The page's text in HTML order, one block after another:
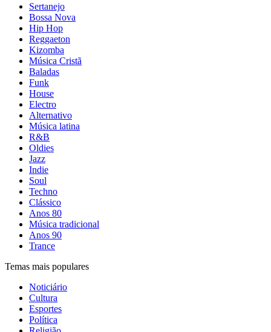
Sertanejo
Bossa Nova
Hip Hop
Reggaeton
Kizomba
Música Cristã
Baladas
Funk
House
Electro
Alternativo
Música latina
R&B
Oldies
Jazz
Indie
Soul
Techno
Clássico
Anos 80
Música tradicional
Anos 90
Trance
Temas mais populares
Noticiário
Cultura
Esportes
Política